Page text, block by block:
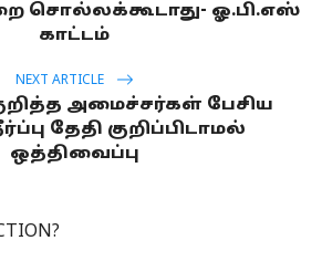
சொல்லக்கூடாது- ஓ.பி.எஸ்
காட்டம்
NEXT ARTICLE
அமைச்சர்கள் பேசிய
தேதி குறிப்பிடாமல்
ஒத்திவைப்பு